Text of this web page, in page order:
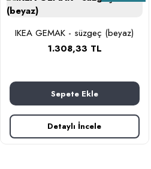
IKEA GEMAK - süzgeç (beyaz)
1.308,33 TL
Sepete Ekle
Detaylı İncele